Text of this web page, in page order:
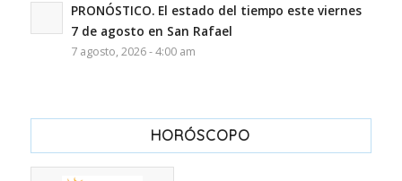
PRONÓSTICO. El estado del tiempo este viernes
7 de agosto en San Rafael
7 agosto, 2026 - 4:00 am
HORÓSCOPO